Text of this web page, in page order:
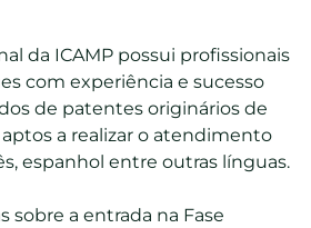
da ICAMP possui profissionais
com experiência e sucesso
de patentes originários de
a realizar o atendimento
espanhol entre outras línguas.
sobre a entrada na Fase